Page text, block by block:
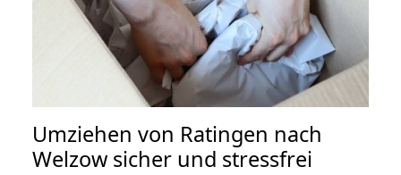
Umziehen von Ratingen nach
Welzow sicher und stressfrei